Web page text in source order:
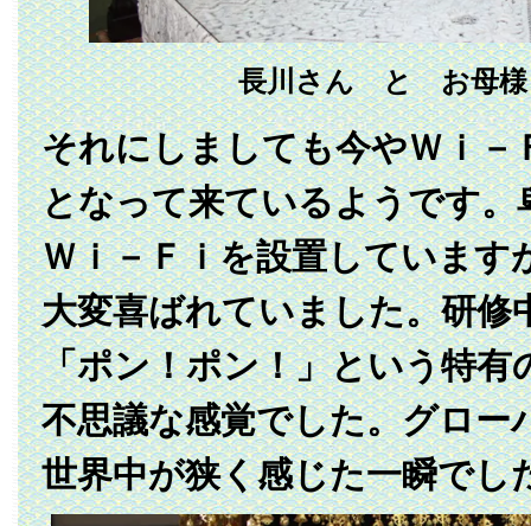
長川さん と お母様
それにしましても今やＷｉ－
となって来ているようです。
Ｗｉ－Ｆｉを設置しています
大変喜ばれていました。研修
「ポン！ポン！」という特有
不思議な感覚でした。グロー
世界中が狭く感じた一瞬でし